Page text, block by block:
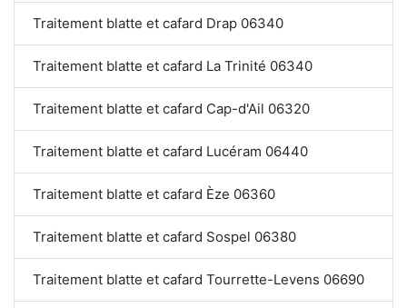
Traitement blatte et cafard Drap 06340
Traitement blatte et cafard La Trinité 06340
Traitement blatte et cafard Cap-d'Ail 06320
Traitement blatte et cafard Lucéram 06440
Traitement blatte et cafard Èze 06360
Traitement blatte et cafard Sospel 06380
Traitement blatte et cafard Tourrette-Levens 06690